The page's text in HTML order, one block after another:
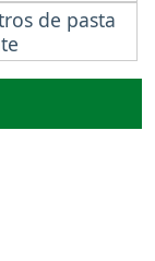
de pasta